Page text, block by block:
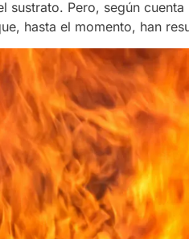
Pero, según cuenta
hasta el momento, han